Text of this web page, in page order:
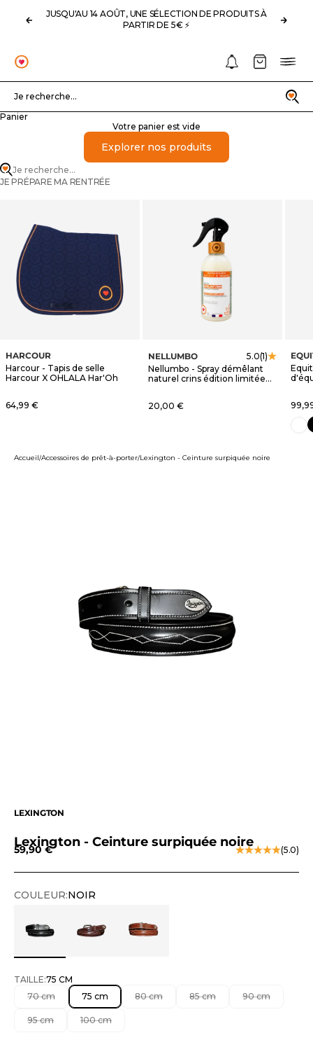
Précédent
JUSQU'AU 14 AOÛT, UNE SÉLECTION DE PRODUITS À
PARTIR DE 5€ ⚡️
OHLALA
Recherche
Je recherche...
Notifications
Panier
Panier
Votre panier est vide
Explorer nos produits
Je recherche...
JE PRÉPARE MA RENTRÉE
HARCOUR
Harcour - Tapis de selle
Harcour X OHLALA Har'Oh
Prix de vente
64,99 €
NELLUMBO 5.0(1)
Nellumbo - Spray démêlant
naturel crins édition limitée
Prix de vente
20,00 €
Prix
blanc
Accueil Accessoires de prêt-à-porter Lexington - Ceinture surpiquée noire
LEXINGTON
Lexington - Ceinture surpiquée noire
Prix de vente
59,90 € (5.0)
COULEUR:NOIR
TAILLE:75 CM
70 cm
75 cm 80 cm 85 cm 90 cm
95 cm 100 cm